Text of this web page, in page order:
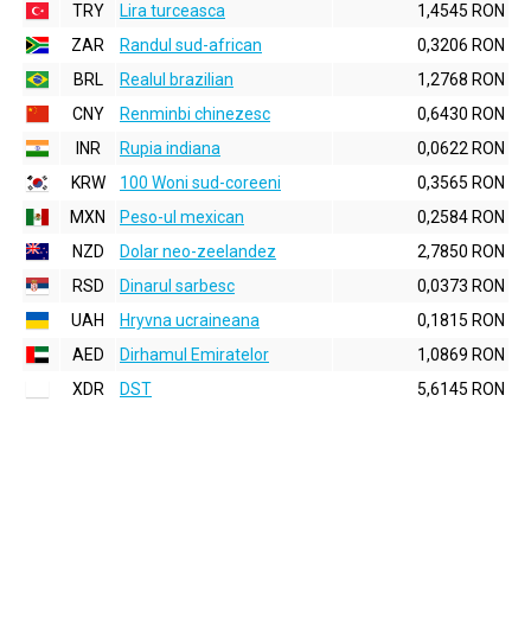
TRY
Lira turceasca
1,4545 RON
ZAR
Randul sud-african
0,3206 RON
BRL
Realul brazilian
1,2768 RON
CNY
Renminbi chinezesc
0,6430 RON
INR
Rupia indiana
0,0622 RON
KRW
100 Woni sud-coreeni
0,3565 RON
MXN
Peso-ul mexican
0,2584 RON
NZD
Dolar neo-zeelandez
2,7850 RON
RSD
Dinarul sarbesc
0,0373 RON
UAH
Hryvna ucraineana
0,1815 RON
AED
Dirhamul Emiratelor
1,0869 RON
XDR
DST 5,6145 RON